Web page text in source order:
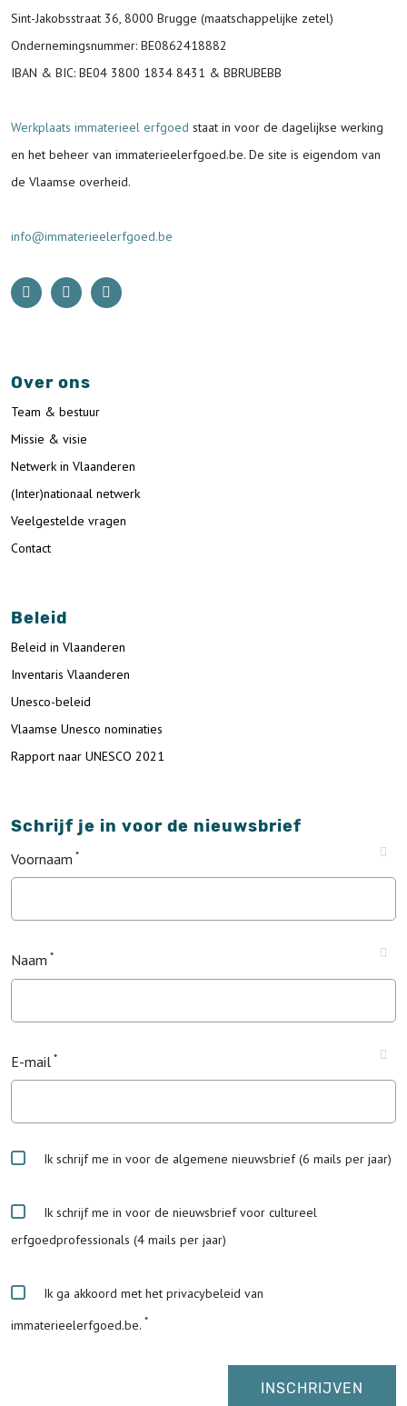
Sint-Jakobsstraat 36, 8000 Brugge (maatschappelijke zetel)
Ondernemingsnummer: BE0862418882
IBAN & BIC: BE04 3800 1834 8431 & BBRUBEBB
Werkplaats immaterieel erfgoed staat in voor de dagelijkse werking
en het beheer van immaterieelerfgoed.be. De site is eigendom van
de Vlaamse overheid.
info@immaterieelerfgoed.be
Over ons
Team & bestuur
Missie & visie
Netwerk in Vlaanderen
(Inter)nationaal netwerk
Veelgestelde vragen
Contact
Beleid
Beleid in Vlaanderen
Inventaris Vlaanderen
Unesco-beleid
Vlaamse Unesco nominaties
Rapport naar UNESCO 2021
Schrijf je in voor de nieuwsbrief
Voornaam
Naam
E-mail
Ik schrijf me in voor de algemene nieuwsbrief (6 mails per jaar)
Ik schrijf me in voor de nieuwsbrief voor cultureel
erfgoedprofessionals (4 mails per jaar)
Ik ga akkoord met het privacybeleid van
immaterieelerfgoed.be.